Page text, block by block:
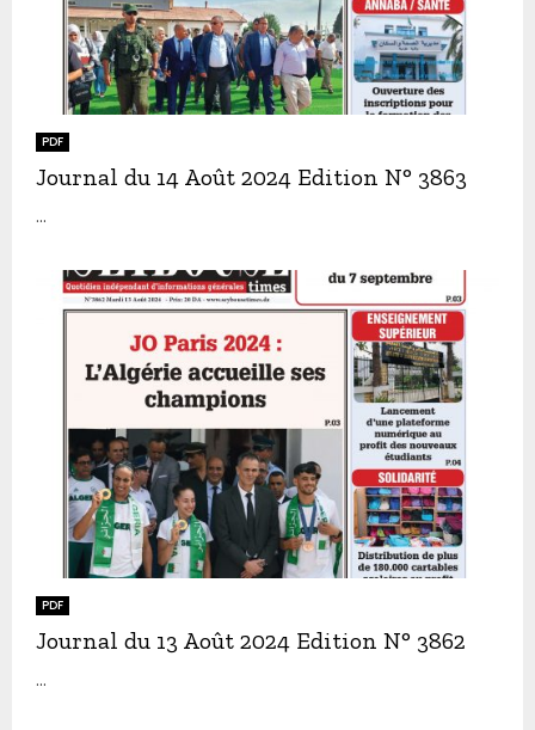
PDF
Journal du 14 Août 2024 Edition N° 3863
...
PDF
Journal du 13 Août 2024 Edition N° 3862
...